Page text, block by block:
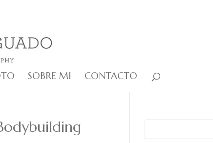
SOBRE MI CONTACTO